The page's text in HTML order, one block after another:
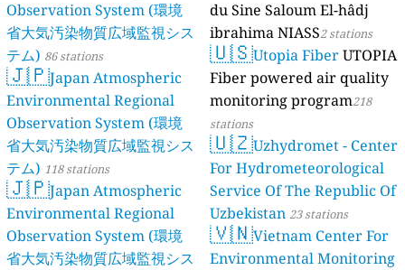
Observation System (環境
省大気汚染物質広域監視シス
テム) 86 stations
🇯🇵Japan Atmospheric
Environmental Regional
Observation System (環境
省大気汚染物質広域監視シス
テム) 118 stations
🇯🇵Japan Atmospheric
Environmental Regional
Observation System (環境
省大気汚染物質広域監視シス
du Sine Saloum El-hâdj
ibrahima NIASS2 stations
🇺🇸Utopia FiberUTOPIA
Fiber powered air quality
monitoring program218
stations
🇺🇿Uzhydromet - Center
For Hydrometeorological
Service Of The Republic Of
Uzbekistan 23 stations
🇻🇳Vietnam Center For
Environmental Monitoring